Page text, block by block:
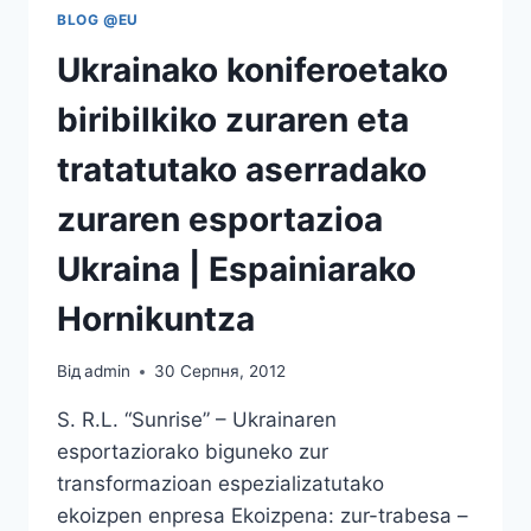
BLOG @EU
Ukrainako koniferoetako
biribilkiko zuraren eta
tratatutako aserradako
zuraren esportazioa
Ukraina | Espainiarako
Hornikuntza
Відadmin 30 Серпня, 2012
S. R.L. “Sunrise” – Ukrainaren
esportaziorako biguneko zur
transformazioan espezializatutako
ekoizpen enpresa Ekoizpena: zur-trabesa –